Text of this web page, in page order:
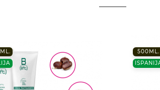
500ML.